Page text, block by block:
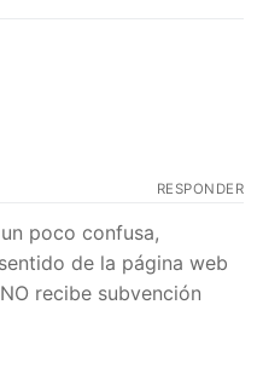
RESPONDER
poco confusa,
de la página web
recibe subvención